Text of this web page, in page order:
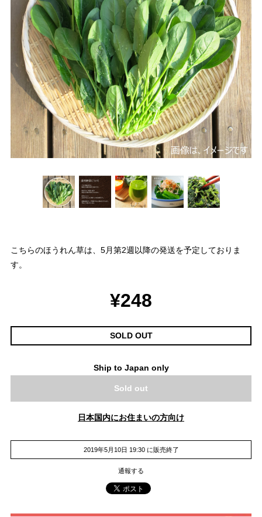
こちらのほうれん草は、5月第2週以降の発送を予定しておりま
す。
¥248
SOLD OUT
Ship to Japan only
Sold out
日本国内にお住まいの方向け
2019年5月10日 19:30 に販売終了
通報する